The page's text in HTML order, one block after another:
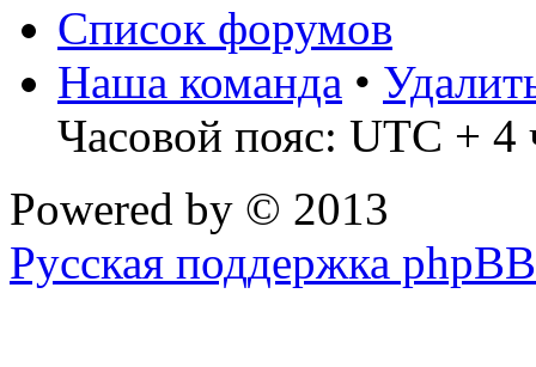
Список форумов
Наша команда •
Часовой пояс: UTC + 4
Powered by © 2013
Русская поддержка phpBB